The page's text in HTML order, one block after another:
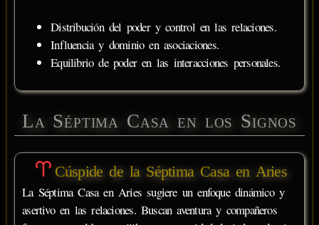
Distribución del poder y control en las relaciones.
Influencia y dominio en asociaciones.
Equilibrio de poder en las interacciones personales.
La Séptima Casa en los Signos
Cúspide de la Séptima Casa en Aries
La Séptima Casa en Aries sugiere un enfoque dinámico y
asertivo en las relaciones. Buscan aventura y compañeros